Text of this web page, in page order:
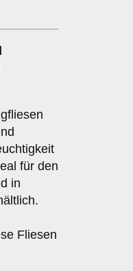
für den
in
Fliesen